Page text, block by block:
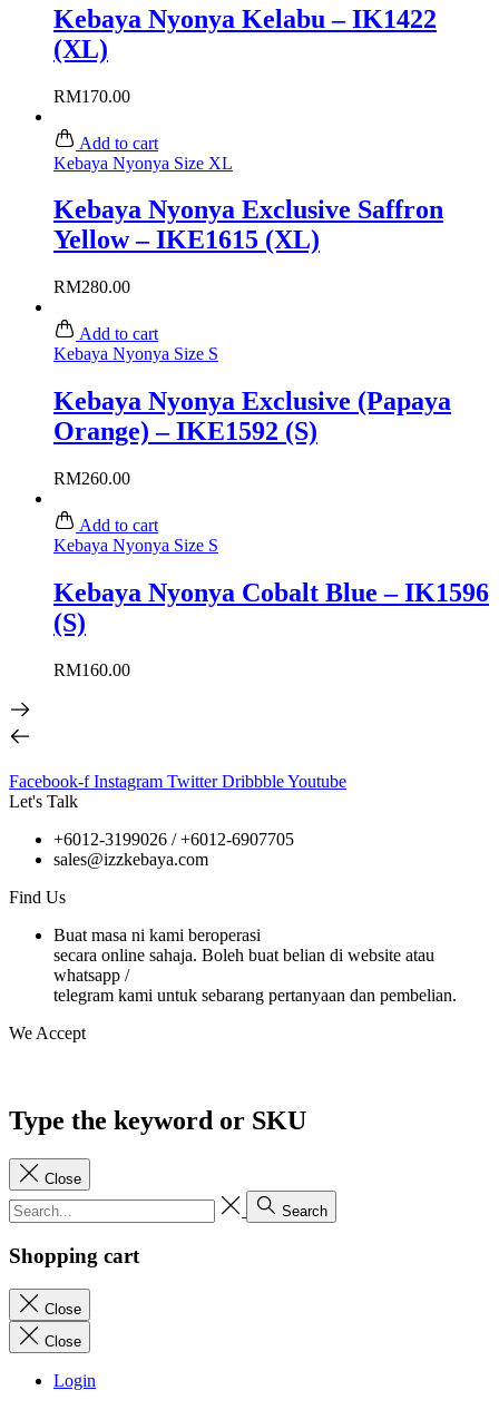
Kebaya Nyonya Kelabu – IK1422
(XL)
RM170.00
Add to cart
Kebaya Nyonya Size XL
Kebaya Nyonya Exclusive Saffron
Yellow – IKE1615 (XL)
RM280.00
Add to cart
Kebaya Nyonya Size S
Kebaya Nyonya Exclusive (Papaya
Orange) – IKE1592 (S)
RM260.00
Add to cart
Kebaya Nyonya Size S
Kebaya Nyonya Cobalt Blue – IK1596
(S)
RM160.00
Facebook-f Instagram Twitter DribbbleYoutube
Let's Talk
+6012-3199026 / +6012-6907705
sales@izzkebaya.com
Find Us
Buat masa ni kami beroperasi
secara online sahaja. Boleh buat belian di website atau
whatsapp /
telegram kami untuk sebarang pertanyaan dan pembelian.
We Accept
Type the keyword or SKU
Close
Search
Shopping cart
Close
Close
Login